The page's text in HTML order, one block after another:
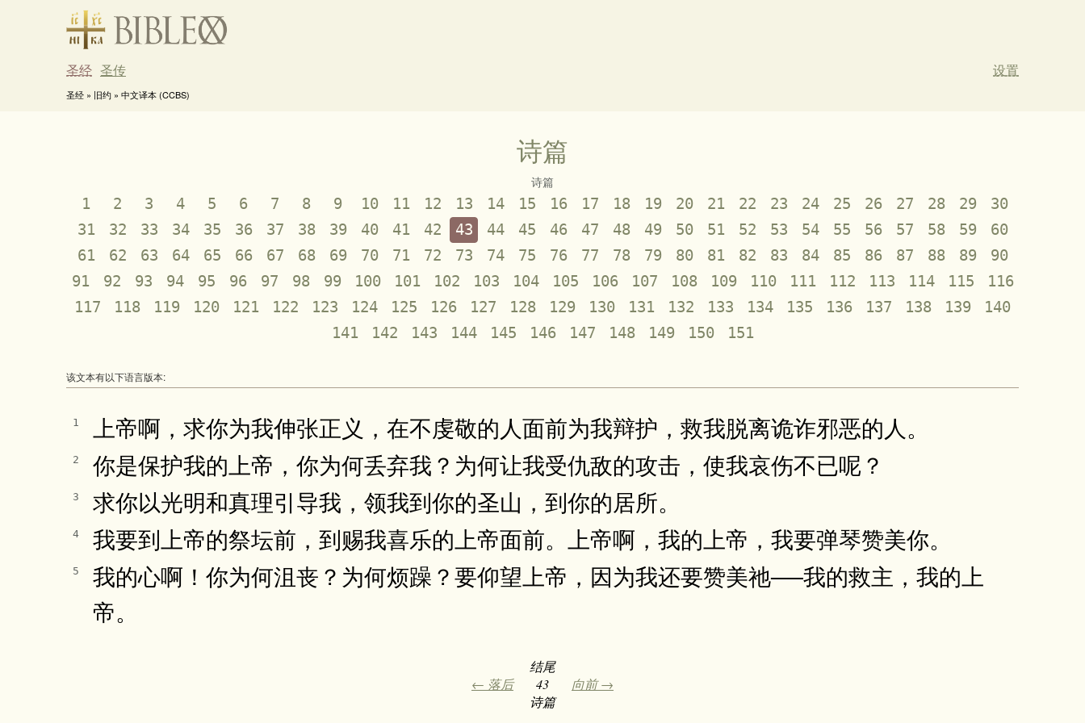
圣经 圣传 设置
圣经 » 旧约 » 中文译本 (CCBS)
诗篇
诗篇
1 2 3 4 5 6 7 8 9 10 11 12 13 14 15 16 17 18 19 20 21 22 23 24 25 26 27 28 29
30
31
32 33 34 35 36 37 38 39 40 41 42 43 44 45 46 47 48 49 50 51 52 53 54 55 56 57 58 59
60
61
62 63 64 65 66 67 68 69 70 71 72 73 74 75 76 77 78 79 80 81 82 83 84 85 86 87 88 89
90
91
92 93 94 95 96 97 98 99 100 101 102 103 104 105 106 107 108 109 110 111 112 113 114 115
116
117
118 119 120 121 122 123 124 125 126 127 128 129 130 131 132 133 134 135 136 137 138 139
140
141
142 143 144 145 146 147 148 149 150 151
该文本有以下语言版本:
1 上帝啊，求你为我伸张正义，在不虔敬的人面前为我辩护，救我脱离诡诈邪恶的人。
2 你是保护我的上帝，你为何丢弃我？为何让我受仇敌的攻击，使我哀伤不已呢？
3 求你以光明和真理引导我，领我到你的圣山，到你的居所。
4 我要到上帝的祭坛前，到赐我喜乐的上帝面前。上帝啊，我的上帝，我要弹琴赞美你。
5
我的心啊！你为何沮丧？为何烦躁？要仰望上帝，因为我还要赞美祂──我的救主，我的上
帝。
← 落后
结尾
43
诗篇
向前 →